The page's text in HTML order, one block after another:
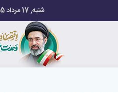
شنبه, 17 مرداد 1405